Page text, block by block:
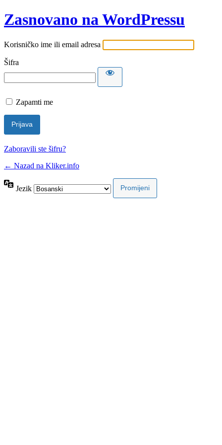
Zasnovano na WordPressu
Korisničko ime ili email adresa
Šifra
Zapamti me
Zaboravili ste šifru?
← Nazad na Kliker.info
Jezik